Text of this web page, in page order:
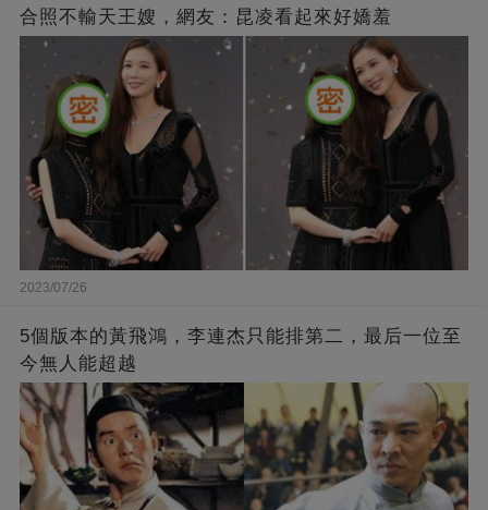
合照不輸天王嫂，網友：昆凌看起來好嬌羞
2023/07/26
5個版本的黃飛鴻，李連杰只能排第二，最后一位至
今無人能超越